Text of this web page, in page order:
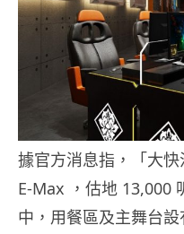
據官方消息指，「大
E-Max ，估地 13,000
中，用餐區及主舞台